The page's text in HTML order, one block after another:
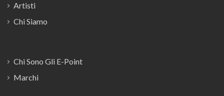
Artisti
Chi Siamo
Chi Sono Gli E-Point
Marchi